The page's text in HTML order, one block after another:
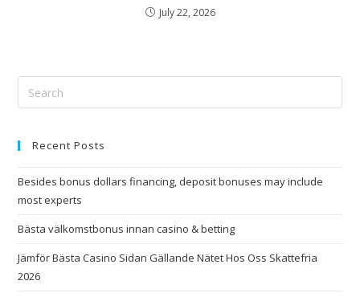
July 22, 2026
Recent Posts
Besides bonus dollars financing, deposit bonuses may include
most experts
Bästa välkomstbonus innan casino & betting
Jämför Bästa Casino Sidan Gällande Nätet Hos Oss Skattefria
2026